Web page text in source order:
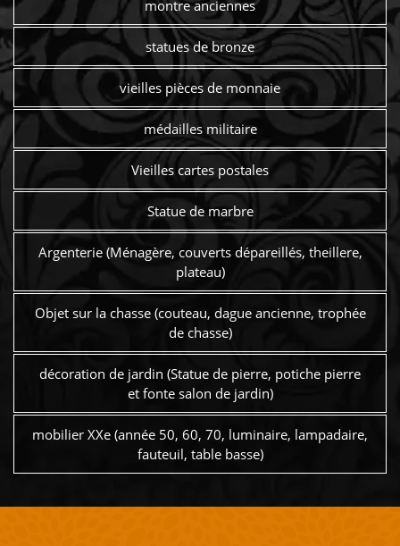
montre anciennes
statues de bronze
vieilles pièces de monnaie
médailles militaire
Vieilles cartes postales
Statue de marbre
Argenterie (Ménagère, couverts dépareillés, theillere,
plateau)
Objet sur la chasse (couteau, dague ancienne, trophée
de chasse)
décoration de jardin (Statue de pierre, potiche pierre
et fonte salon de jardin)
mobilier XXe (année 50, 60, 70, luminaire, lampadaire,
fauteuil, table basse)